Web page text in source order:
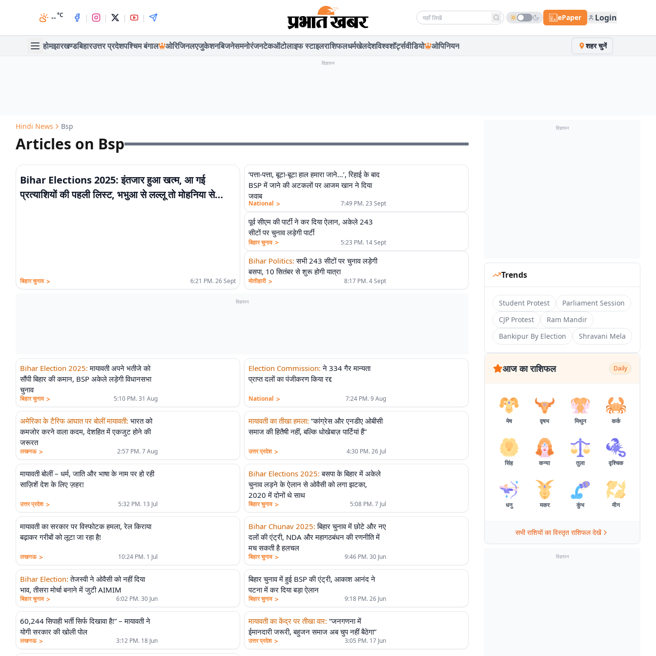
--°C | | | | Search news ePaper Login
होमझारखण्डबिहारउत्तर प्रदेशपश्चिम बंगाल ओरिजिनलएजुकेशनबिजनेसमनोरंजनटेकऑटोलाइफ स्टाइलराशिफलधर्मखेलदेशविश्वशॉर्ट्सवीडियो ओपिनियन शहर चुनें
विज्ञापन
Hindi News Bsp
Articles on Bsp
Bihar Elections 2025: इंतजार हुआ खत्म, आ गई
प्रत्याशियों की पहली लिस्ट, भभुआ से लल्लू तो मोहनिया से
बिहार चुनाव > 6:21 PM. 26 Sept
‘पत्ता-पत्ता, बूटा-बूटा हाल हमारा जाने…’, रिहाई के बाद
BSP में जाने की अटकलों पर आजम खान ने दिया
जवाब
National > 7:49 PM. 23 Sept
पूर्व सीएम की पार्टी ने कर दिया ऐलान, अकेले 243
सीटों पर चुनाव लड़ेगी पार्टी
बिहार चुनाव > 5:23 PM. 14 Sept
Bihar Politics: सभी 243 सीटों पर चुनाव लड़ेगी
बसपा, 10 सितंबर से शुरू होगी यात्रा
मोतीहारी > 8:17 PM. 4 Sept
विज्ञापन
Bihar Election 2025: मायावती अपने भतीजे को
सौंपी बिहार की कमान, BSP अकेले लड़ेगी विधानसभा
चुनाव
बिहार चुनाव > 5:10 PM. 31 Aug
Election Commission: ने 334 गैर मान्यता
प्राप्त दलों का पंजीकरण किया रद्द
National > 7:24 PM. 9 Aug
अमेरिका के टैरिफ आघात पर बोलीं मायावती: भारत को
कमजोर करने वाला कदम, देशहित में एकजुट होने की
जरूरत
लखनऊ > 2:57 PM. 7 Aug
मायावती का तीखा हमला: “कांग्रेस और एनडीए ओबीसी
समाज की हितैषी नहीं, बल्कि धोखेबाज़ पार्टियां हैं”
उत्तर प्रदेश > 4:30 PM. 26 Jul
मायावती बोलीं – धर्म, जाति और भाषा के नाम पर हो रही
साज़िशें देश के लिए ज़हर!
उत्तर प्रदेश > 5:32 PM. 13 Jul
Bihar Elections 2025: बसपा के बिहार में अकेले
चुनाव लड़ने के ऐलान से ओवैसी को लगा झटका,
2020 में दोनों थे साथ
बिहार चुनाव > 5:08 PM. 7 Jul
मायावती का सरकार पर विस्फोटक हमला, रेल किराया
बढ़ाकर गरीबों को लूटा जा रहा है!
लखनऊ > 10:24 PM. 1 Jul
Bihar Chunav 2025: बिहार चुनाव में छोटे और नए
दलों की एंट्री, NDA और महागठबंधन की रणनीति में
मच सकती है हलचल
बिहार चुनाव > 9:46 PM. 30 Jun
Bihar Election: तेजस्वी ने ओवैसी को नहीं दिया
भाव, तीसरा मोर्चा बनाने में जुटी AIMIM
बिहार चुनाव > 6:02 PM. 30 Jun
बिहार चुनाव में हुई BSP की एंट्री, आकाश आनंद ने
पटना में कर दिया बड़ा ऐलान
बिहार चुनाव > 9:18 PM. 26 Jun
60,244 सिपाही भर्ती सिर्फ दिखावा है!” – मायावती ने
योगी सरकार की खोली पोल
लखनऊ > 3:12 PM. 18 Jun
मायावती का केंद्र पर तीखा वार: “जनगणना में
ईमानदारी जरूरी, बहुजन समाज अब चुप नहीं बैठेगा”
उत्तर प्रदेश > 3:05 PM. 17 Jun
विज्ञापन
Trends
Student Protest
Parliament Session
CJP Protest
Ram Mandir
Bankipur By Election
Shravani Mela
आज का राशिफल Daily
मेष वृषभ मिथुन कर्क
सिंह कन्या तुला वृश्चिक
धनु मकर कुंभ मीन
सभी राशियों का विस्तृत राशिफल देखें
विज्ञापन